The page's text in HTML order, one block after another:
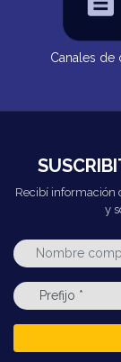
Canales de
Recibí información
y